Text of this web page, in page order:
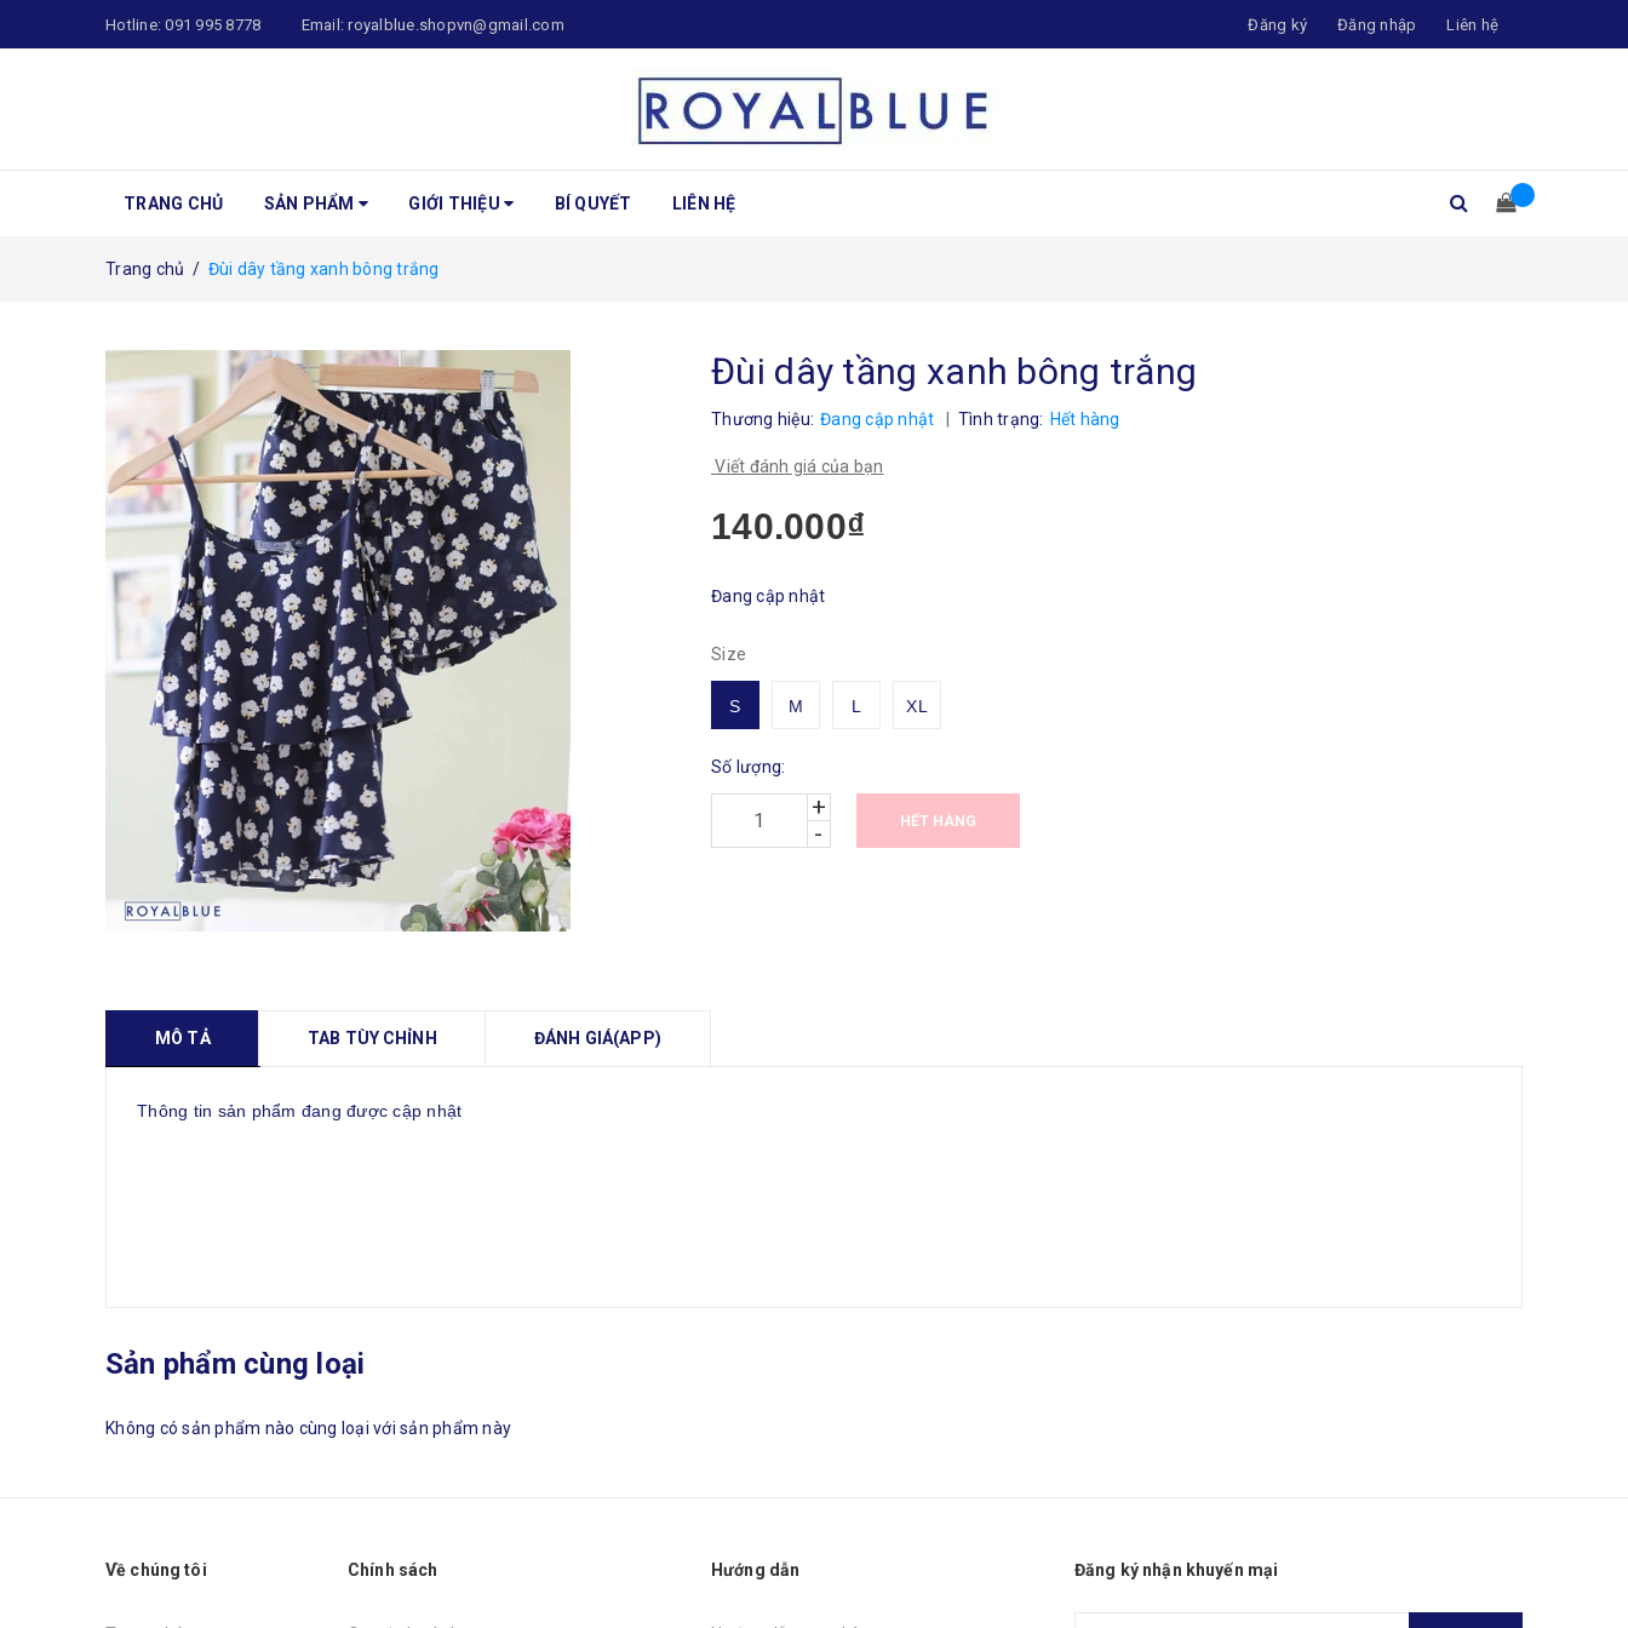
Hotline:091 995 8778 Email:royalblue.shopvn@gmail.com Đăng ký Đăng nhập Liên hệ
TRANG CHỦ SẢN PHẨM GIỚI THIỆU BÍ QUYẾT LIÊN HỆ
Trang chủ / Đùi dây tầng xanh bông trắng
Đùi dây tầng xanh bông trắng
Thương hiệu: Đang cập nhật Tình trạng: Hết hàng
Viết đánh giá của bạn
140.000₫
Đang cập nhật
Size
S M L XL
Số lượng:
+
-
HẾT HÀNG
MÔ TẢ TAB TÙY CHỈNH ĐÁNH GIÁ(APP)
Thông tin sản phẩm đang được cập nhật
Sản phẩm cùng loại
Không có sản phẩm nào cùng loại với sản phẩm này
Về chúng tôi Chính sách Hướng dẫn Đăng ký nhận khuyến mại